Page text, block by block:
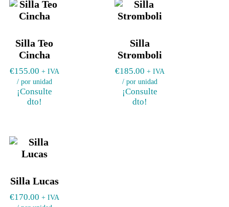
Silla Teo
Cincha
€155.00 + IVA
/ por unidad
¡Consulte
dto!
Silla
Stromboli
€185.00 + IVA
/ por unidad
¡Consulte
dto!
Silla Lucas
€170.00 + IVA